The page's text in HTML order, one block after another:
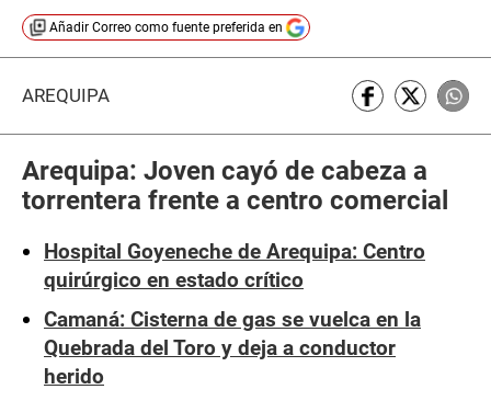
Añadir Correo como fuente preferida en
AREQUIPA
Arequipa: Joven cayó de cabeza a
torrentera frente a centro comercial
Hospital Goyeneche de Arequipa: Centro
quirúrgico en estado crítico
Camaná: Cisterna de gas se vuelca en la
Quebrada del Toro y deja a conductor
herido